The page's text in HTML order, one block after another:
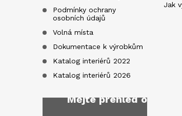
Podmínky ochrany
osobních údajů
Volná místa
Dokumentace k výrobkům
Katalog interiérů 2022
Katalog interiérů 2026
Jak
Mějte přehled o